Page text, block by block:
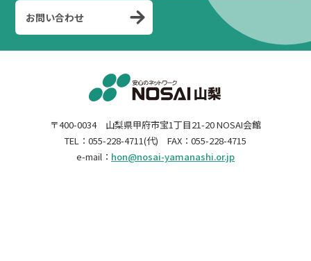
お問い合わせ
〒400-0034 山梨県甲府市宝1丁目21-20 NOSAI会館
TEL：055-228-4711(代) FAX：055-228-4715
e-mail： hon@nosai-yamanashi.or.jp